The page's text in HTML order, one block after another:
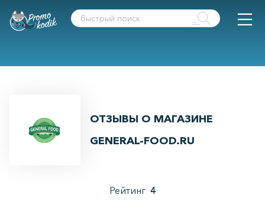
ОТЗЫВЫ О МАГАЗИНЕ
GENERAL-FOOD.RU
Рейтинг 4